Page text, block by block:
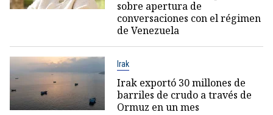
sobre apertura de
conversaciones con el régimen
de Venezuela
Irak
Irak exportó 30 millones de
barriles de crudo a través de
Ormuz en un mes